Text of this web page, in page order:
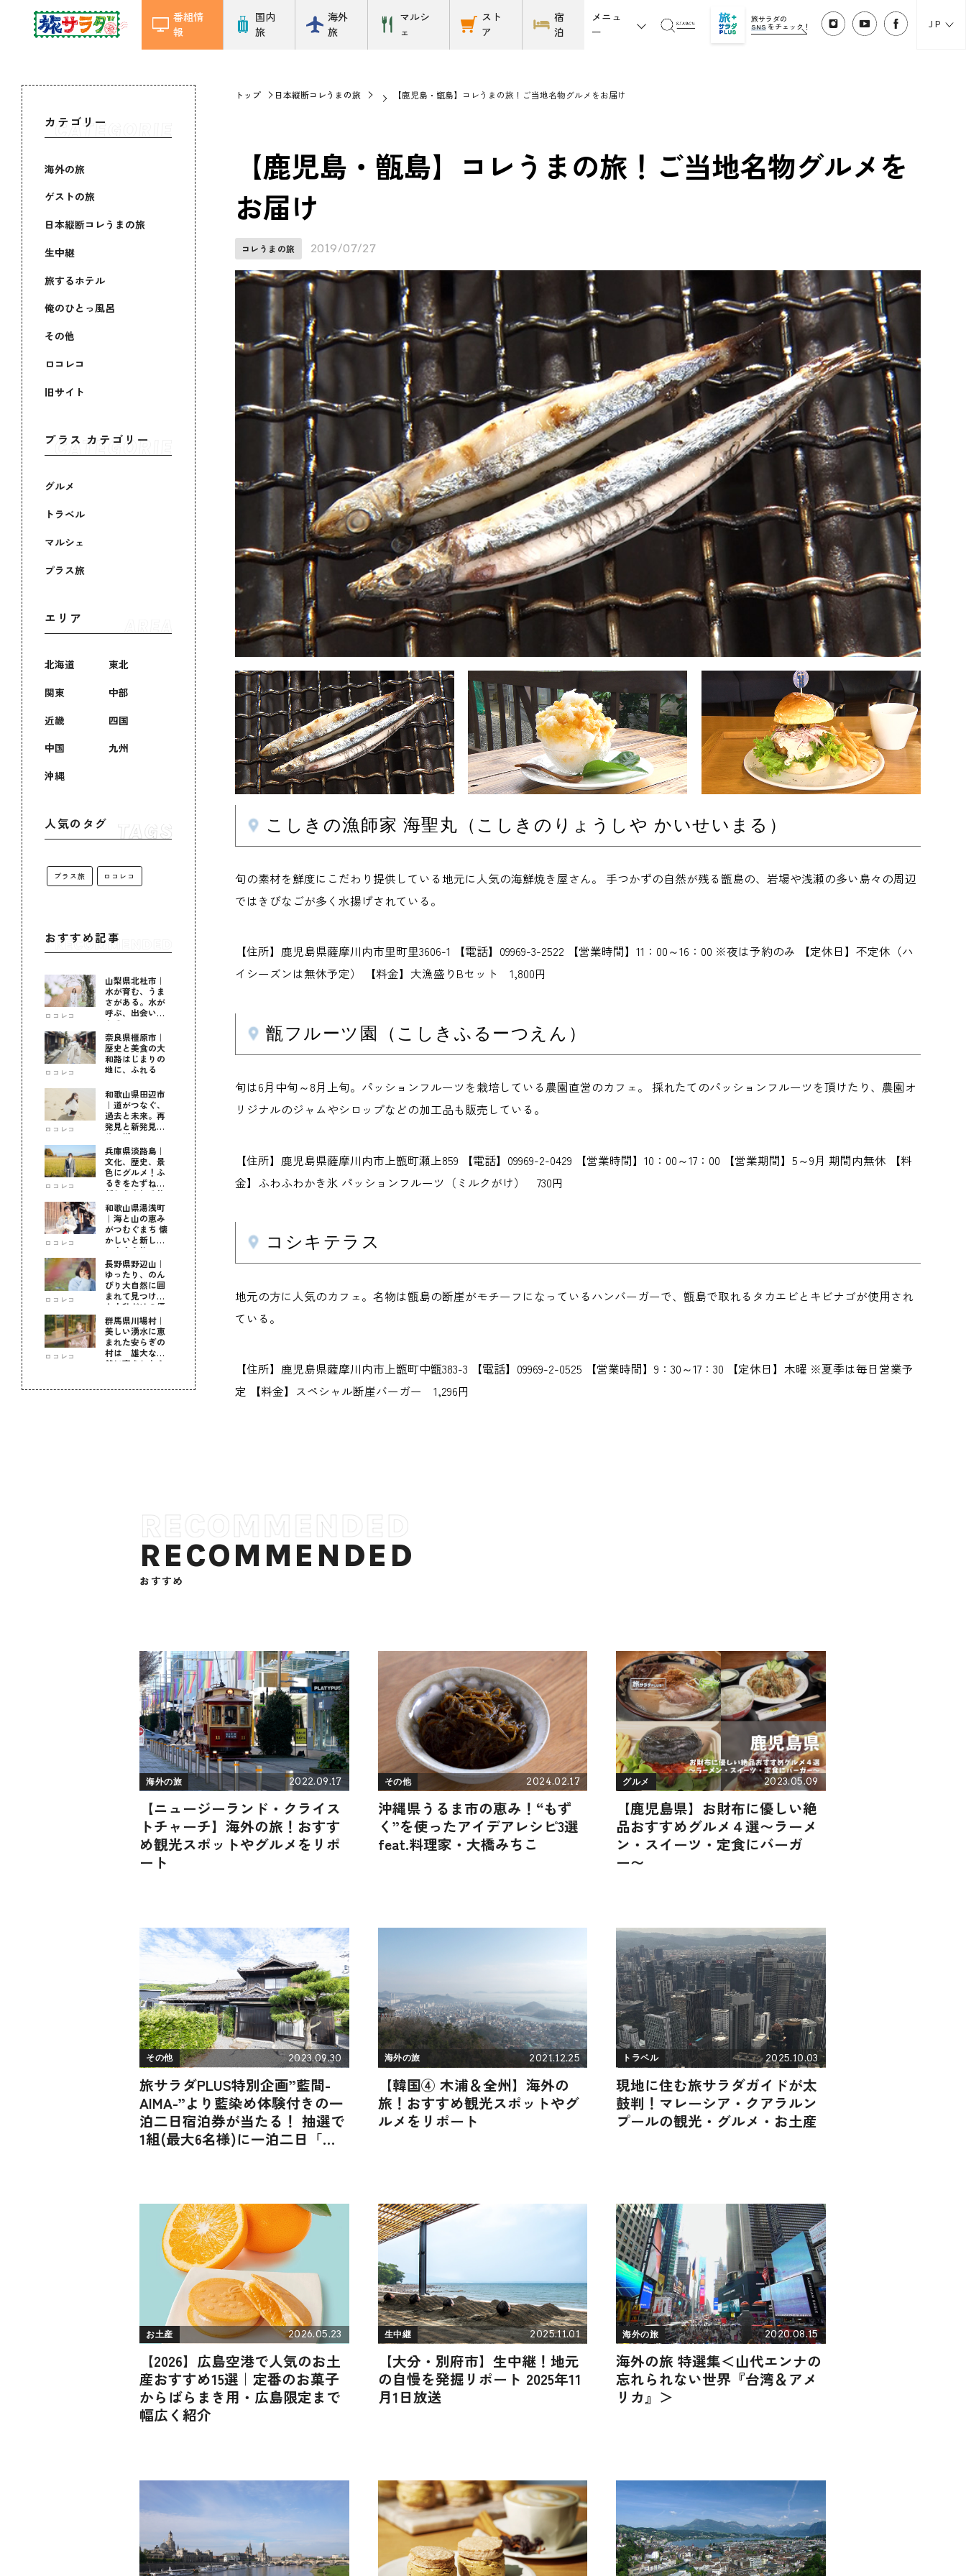
番組情
報
国内
旅
海外
旅
マルシ
ェ
スト
ア
宿
泊
メニュ
ー
旅サラダの
SNS をチェック！ JP
カテゴリー
海外の旅
ゲストの旅
日本縦断コレうまの旅
生中継
旅するホテル
俺のひとっ風呂
その他
ロコレコ
旧サイト
プラス カテゴリー
グルメ
トラベル
マルシェ
プラス旅
エリア
北海道
東北
関東
中部
近畿
四国
中国
九州
沖縄
人気のタグ
プラス旅 ロコレコ
おすすめ記事
ロコレコ
山梨県北杜市｜
水が育む、うま
さがある。水が
呼ぶ、出会いが
ある。
ロコレコ
奈良県橿原市｜
歴史と美食の大
和路はじまりの
地に、ふれる
ロコレコ
和歌山県田辺市
｜道がつなぐ、
過去と未来。再
発見と新発見の
待つ街へ
ロコレコ
兵庫県淡路島｜
文化、歴史、景
色にグルメ！ふ
るきをたずねて
新しきを知る旅
ロコレコ
和歌山県湯浅町
｜海と山の恵み
がつむぐまち 懐
かしいと新しい
に出会う旅
ロコレコ
長野県野辺山｜
ゆったり、のん
びり大自然に囲
まれて見つけ
た！私だけの優
しい自分時間
ロコレコ
群馬県川場村｜
美しい湧水に恵
まれた安らぎの
村は 雄大な自
然に育まれた心
トップ 日本縦断コレうまの旅 【鹿児島・甑島】コレうまの旅！ご当地名物グルメをお届け
【鹿児島・甑島】コレうまの旅！ご当地名物グルメを
お届け
コレうまの旅 2019/07/27
こしきの漁師家 海聖丸（こしきのりょうしや かいせいまる）
旬の素材を鮮度にこだわり提供している地元に人気の海鮮焼き屋さん。 手つかずの自然が残る甑島の、岩場や浅瀬の多い島々の周辺
ではきびなごが多く水揚げされている。
【住所】鹿児島県薩摩川内市里町里3606-1 【電話】09969-3-2522 【営業時間】11：00～16：00 ※夜は予約のみ 【定休日】不定休（ハ
イシーズンは無休予定） 【料金】大漁盛りBセット 1,800円
甑フルーツ園（こしきふるーつえん）
旬は6月中旬～8月上旬。パッションフルーツを栽培している農園直営のカフェ。 採れたてのパッションフルーツを頂けたり、農園オ
リジナルのジャムやシロップなどの加工品も販売している。
【住所】鹿児島県薩摩川内市上甑町瀬上859 【電話】09969-2-0429 【営業時間】10：00～17：00 【営業期間】5～9月 期間内無休 【料
金】ふわふわかき氷 パッションフルーツ（ミルクがけ） 730円
コシキテラス
地元の方に人気のカフェ。名物は甑島の断崖がモチーフになっているハンバーガーで、甑島で取れるタカエビとキビナゴが使用され
ている。
【住所】鹿児島県薩摩川内市上甑町中甑383-3 【電話】09969-2-0525 【営業時間】9：30～17：30 【定休日】木曜 ※夏季は毎日営業予
定 【料金】スペシャル断崖バーガー 1,296円
RECOMMENDED
おすすめ
海外の旅 2022.09.17
【ニュージーランド・クライス
トチャーチ】海外の旅！おすす
め観光スポットやグルメをリポ
ート
その他 2024.02.17
沖縄県うるま市の恵み！“もず
く”を使ったアイデアレシピ3選
feat.料理家・大橋みちこ
グルメ 2023.05.09
【鹿児島県】お財布に優しい絶
品おすすめグルメ４選〜ラーメ
ン・スイーツ・定食にバーガ
ー〜
その他 2023.09.30
旅サラダPLUS特別企画”藍間-
AIMA-”より藍染め体験付きの一
泊二日宿泊券が当たる！ 抽選で
1組(最大6名様)に一泊二日「本
海外の旅 2021.12.25
【韓国④ 木浦＆全州】海外の
旅！おすすめ観光スポットやグ
ルメをリポート
トラベル 2025.10.03
現地に住む旅サラダガイドが太
鼓判！マレーシア・クアラルン
プールの観光・グルメ・お土産
お土産 2026.05.23
【2026】広島空港で人気のお土
産おすすめ15選｜定番のお菓子
からばらまき用・広島限定まで
幅広く紹介
生中継 2025.11.01
【大分・別府市】生中継！地元
の自慢を発掘リポート 2025年11
月1日放送
海外の旅 2020.08.15
海外の旅 特選集＜山代エンナの
忘れられない世界『台湾＆アメ
リカ』＞